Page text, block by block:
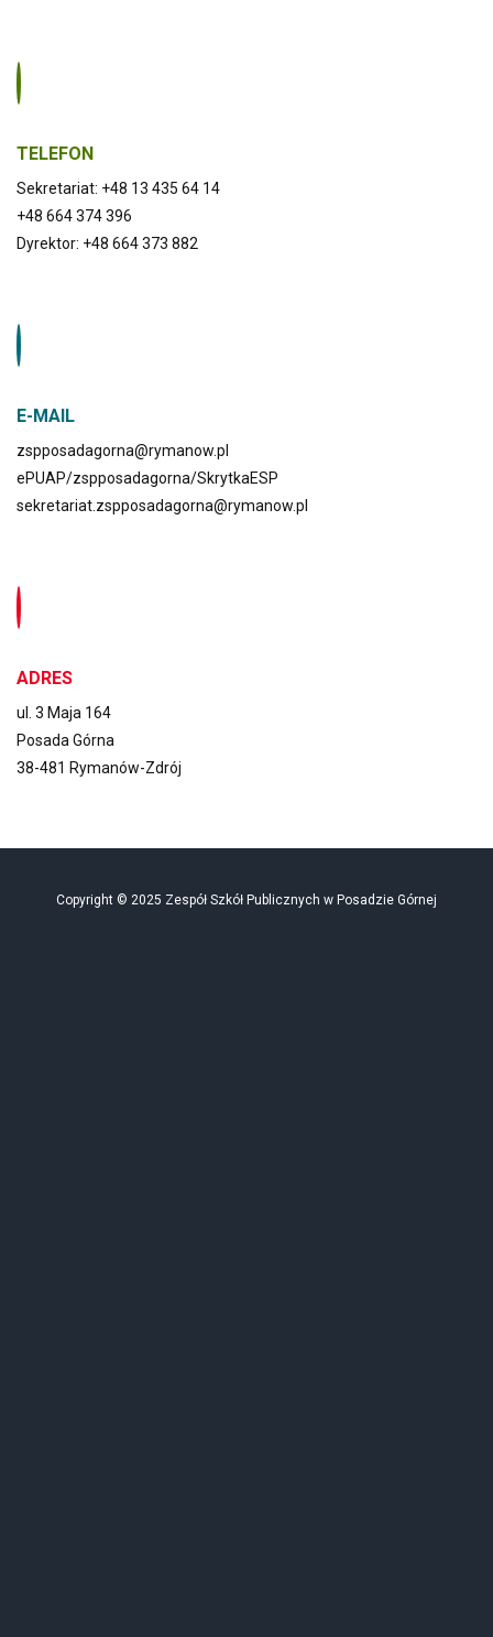
TELEFON
Sekretariat: +48 13 435 64 14
+48 664 374 396
Dyrektor: +48 664 373 882
E-MAIL
zspposadagorna@rymanow.pl
ePUAP/zspposadagorna/SkrytkaESP
sekretariat.zspposadagorna@rymanow.pl
ADRES
ul. 3 Maja 164
Posada Górna
38-481 Rymanów-Zdrój
Copyright © 2025 Zespół Szkół Publicznych w Posadzie Górnej